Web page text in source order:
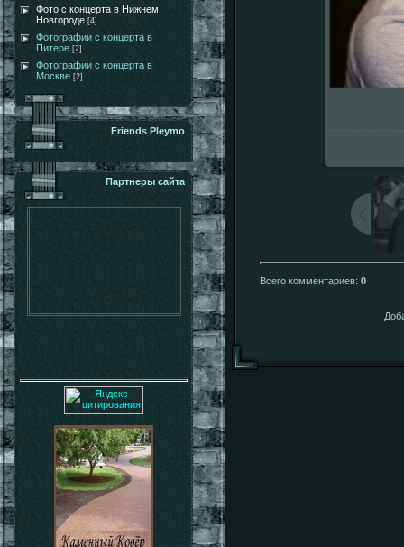
Фото с концерта в Нижнем
Новгороде [4]
Фотографии с концерта в
Питере [2]
Фотографии с концерта в
Москве [2]
Friends Pleymo
Партнеры сайта
Всего комментариев: 0